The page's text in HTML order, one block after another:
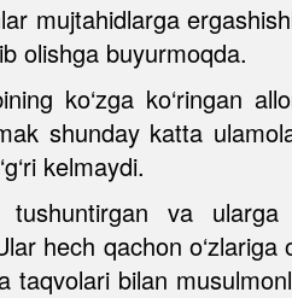
mujtahidlarga
olishga buyurmoqda.
ko‘zga ko‘ringan
shunday katta
kelmaydi.
va ularga
hech qachon o‘zlariga
taqvolari bilan